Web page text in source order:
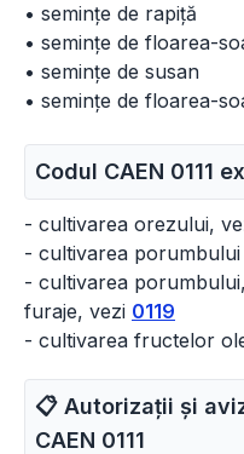
• semințe de rapiță
• semințe de floarea-
• semințe de susan
• semințe de floarea-
Codul CAEN 0111
- cultivarea orezului,
- cultivarea
- cultivarea
furaje, vezi 0119
- cultivarea fructelor
📋 Autorizații și
CAEN 0111